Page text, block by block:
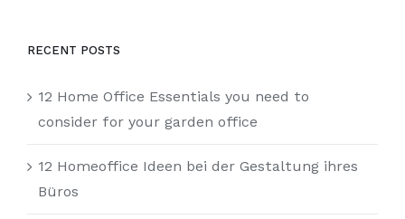
RECENT POSTS
12 Home Office Essentials you need to
consider for your garden office
12 Homeoffice Ideen bei der Gestaltung ihres
Büros